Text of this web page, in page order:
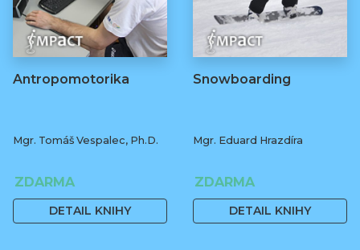
Antropomotorika
Mgr. Tomáš Vespalec, Ph.D.
ZDARMA
DETAIL KNIHY
Snowboarding
Mgr. Eduard Hrazdíra
ZDARMA
DETAIL KNIHY